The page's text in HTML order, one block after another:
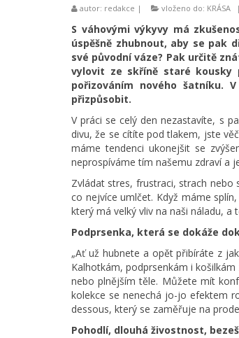
autor: redakce | vloženo do: KRÁSA |
S váhovými výkyvy má
úspěšně zhubnout, aby se pak
své původní váze? Pak určitě
vylovit ze skříně staré kousky
pořizováním nového šatníku.
přizpůsobit.
V práci se celý den nezastavíte, s
divu, že se cítíte pod tlakem, jste
máme tendenci ukonejšit se
neprospíváme tím našemu zdraví a
Zvládat stres, frustraci, strach
co nejvíce umlčet. Když máme
který má velký vliv na naši náladu, a
Podprsenka, která se dokáže
„Ať už hubnete a opět přibíráte z
Kalhotkám, podprsenkám i
nebo plnějším těle. Můžete mít
kolekce se nenechá jo-jo efektem
dessous, který se zaměřuje na
Pohodlí, dlouhá živostnost,